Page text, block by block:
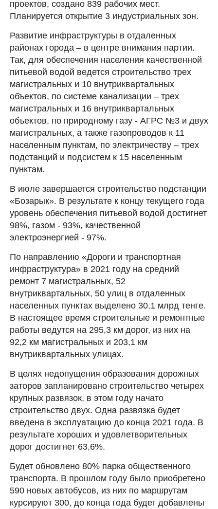
проектов, создано 839 рабочих мест.
Планируется открытие 3 индустриальных зон.
Развитие инфраструктуры в отдаленных
районах города – в центре внимания партии.
Так, для обеспечения населения качественной
питьевой водой ведется строительство трех
магистральных и 10 внутриквартальных
объектов, по системе канализации – трех
магистральных и 16 внутриквартальных
объектов, по природному газу - АГРС №3 и двух
магистральных, а также газопроводов к 11
населенным пунктам, по электричеству – трех
подстанций и подсистем к 15 населенным
пунктам.
В июле завершается строительство подстанции
«Бозарык». В результате к концу текущего года
уровень обеспечения питьевой водой достигнет
98%, газом - 93%, качественной
электроэнергией - 97%.
По направлению «Дороги и транспортная
инфраструктура» в 2021 году на средний
ремонт 7 магистральных, 52
внутриквартальных, 50 улиц в отдаленных
населенных пунктах выделено 30,1 млрд тенге.
В настоящее время строительные и ремонтные
работы ведутся на 295,3 км дорог, из них на
92,2 км магистральных и 203,1 км
внутриквартальных улицах.
В целях недопущения образования дорожных
заторов запланировано строительство четырех
крупных развязок, в этом году начато
строительство двух. Одна развязка будет
введена в эксплуатацию до конца 2021 года. В
результате хороших и удовлетворительных
дорог достигнет 63,6%.
Будет обновлено 80% парка общественного
транспорта. В прошлом году было приобретено
590 новых автобусов, из них по маршрутам
курсируют 300, до конца года будет добавлены